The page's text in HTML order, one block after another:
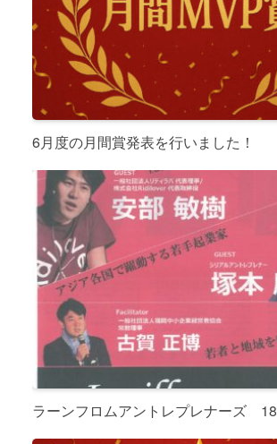
6月度の月間賞発表を行いました！
ラーンフロムアントレプレナーズ 18